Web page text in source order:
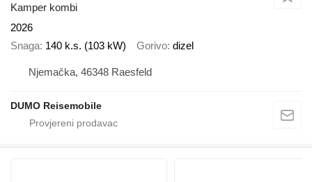
Kamper kombi
2026
Snaga 140 k.s. (103 kW) Gorivo dizel
Njemačka, 46348 Raesfeld
DUMO Reisemobile